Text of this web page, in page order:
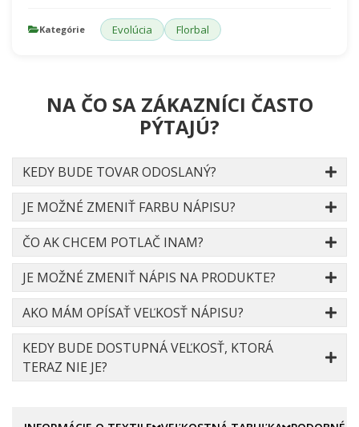
Kategórie Evolúcia Florbal
NA ČO SA ZÁKAZNÍCI ČASTO
PÝTAJÚ?
KEDY BUDE TOVAR ODOSLANÝ?
JE MOŽNÉ ZMENIŤ FARBU NÁPISU?
ČO AK CHCEM POTLAČ INAM?
JE MOŽNÉ ZMENIŤ NÁPIS NA PRODUKTE?
AKO MÁM OPÍSAŤ VEĽKOSŤ NÁPISU?
KEDY BUDE DOSTUPNÁ VEĽKOSŤ, KTORÁ
TERAZ NIE JE?